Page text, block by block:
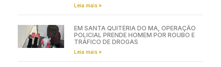
Leia mais »
EM SANTA QUITÉRIA DO MA, OPERAÇÃO
POLICIAL PRENDE HOMEM POR ROUBO E
TRÁFICO DE DROGAS
Leia mais »